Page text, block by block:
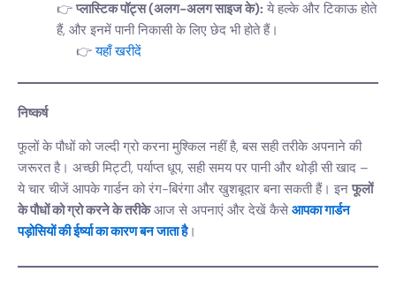
प्लास्टिक पॉट्स (अलग-अलग साइज के): ये हल्के और टिकाऊ होते
हैं, और इनमें पानी निकासी के लिए छेद भी होते हैं।
यहाँ खरीदें
निष्कर्ष
फूलों के पौधों को जल्दी ग्रो करना मुश्किल नहीं है, बस सही तरीके अपनाने की
जरूरत है। अच्छी मिट्टी, पर्याप्त धूप, सही समय पर पानी और थोड़ी सी खाद –
ये चार चीजें आपके गार्डन को रंग-बिरंगा और खुशबूदार बना सकती हैं। इन फूलों
के पौधों को ग्रो करने के तरीकेआज से अपनाएं और देखें कैसे आपका गार्डन
पड़ोसियों की ईर्ष्या का कारण बन जाता है।